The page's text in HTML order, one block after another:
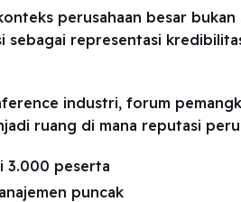
perusahaan besar
sebagai representasi
industri, forum
ruang di mana reputasi
3.000 peserta
puncak